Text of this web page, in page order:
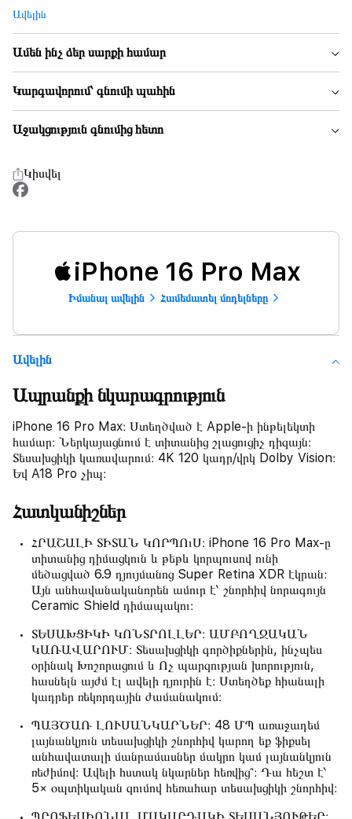
Ավելին
Ամեն ինչ ձեր սարքի համար
Կարգավորում՝ գնումի պահին
Աջակցություն գնումից հետո
Կիսվել
iPhone 16 Pro Max
Իմանալ ավելին Համեմատել մոդելները
Ավելին
Ապրանքի նկարագրություն
iPhone 16 Pro Max։ Ստեղծված է Apple-ի ինթելեկտի
համար։ Ներկայացնում է տիտանից շլացուցիչ դիզայն։
Տեսախցիկի կառավարում։ 4K 120 կադր/վրկ Dolby Vision։
Եվ A18 Pro չիպ։
Հատկանիշներ
ՀՐԱՇԱԼԻ ՏԻՏԱՆ ԿՈՐՊՈւՍ։ iPhone 16 Pro Max-ը
տիտանից դիմացկուն և թեթև կորպուսով ունի
մեծացված 6.9 դյույմանոց Super Retina XDR էկրան։
Այն անհավանականորեն ամուր է՝ շնորհիվ նորագույն
Ceramic Shield դիմապակու։
ՏԵՍԱԽՑԻԿԻ ԿՈՆՏՐՈԼԼԵՐ։ ԱՄԲՈՂՋԱԿԱՆ
ԿԱՌԱՎԱՐՈՒՄ։ Տեսախցիկի գործիքներին, ինչպես
օրինակ Խոշորացում և Ոչ պարզության խորություն,
հասնելն այժմ էլ ավելի դյուրին է։ Ստեղծեք հիանալի
կադրեր ռեկորդային ժամանակում։
ՊԱՅԾԱՌ ԼՈՒՍԱՆԿԱՐՆԵՐ։ 48 ՄՊ առաջադեմ
լայնանկյուն տեսախցիկի շնորհիվ կարող եք ֆիքսել
անհավատալի մանրամասներ մակրո կամ լայնանկյուն
ռեժիմով։ Ավելի հստակ նկարներ հեռվից՞։ Դա հեշտ է՝
5× օպտիկական զումով հեռահար տեսախցիկի շնորհիվ։